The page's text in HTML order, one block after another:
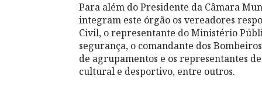
Para além do Presidente da Câmara
integram este órgão os vereadores
Civil, o representante do Ministério
segurança, o comandante dos
de agrupamentos e os representantes
cultural e desportivo, entre outros.